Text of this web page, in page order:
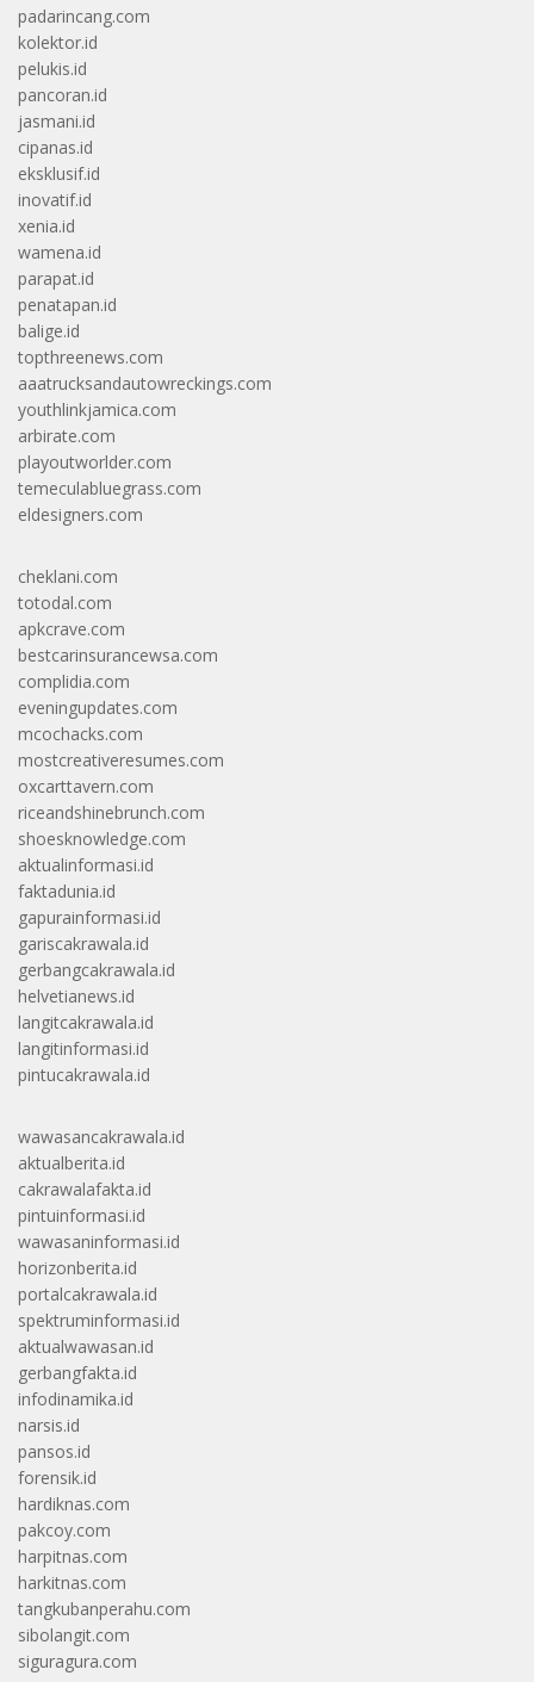
padarincang.com
kolektor.id
pelukis.id
pancoran.id
jasmani.id
cipanas.id
eksklusif.id
inovatif.id
xenia.id
wamena.id
parapat.id
penatapan.id
balige.id
topthreenews.com
aaatrucksandautowreckings.com
youthlinkjamica.com
arbirate.com
playoutworlder.com
temeculabluegrass.com
eldesigners.com
cheklani.com
totodal.com
apkcrave.com
bestcarinsurancewsa.com
complidia.com
eveningupdates.com
mcochacks.com
mostcreativeresumes.com
oxcarttavern.com
riceandshinebrunch.com
shoesknowledge.com
aktualinformasi.id
faktadunia.id
gapurainformasi.id
gariscakrawala.id
gerbangcakrawala.id
helvetianews.id
langitcakrawala.id
langitinformasi.id
pintucakrawala.id
wawasancakrawala.id
aktualberita.id
cakrawalafakta.id
pintuinformasi.id
wawasaninformasi.id
horizonberita.id
portalcakrawala.id
spektruminformasi.id
aktualwawasan.id
gerbangfakta.id
infodinamika.id
narsis.id
pansos.id
forensik.id
hardiknas.com
pakcoy.com
harpitnas.com
harkitnas.com
tangkubanperahu.com
sibolangit.com
siguragura.com